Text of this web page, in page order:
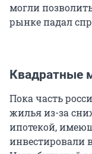
могли
рынке падал
Квадратные
Пока часть
жилья из-за
ипотекой,
инвестировали